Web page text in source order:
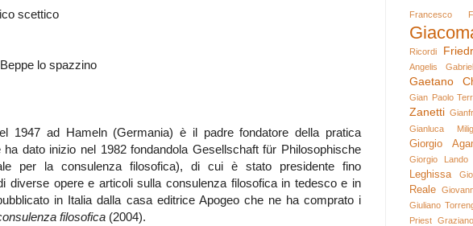
scettico
lo spazzino
1947 ad Hameln (Germania) è il padre fondatore della pratica
dato inizio nel 1982 fondandola Gesellschaft für Philosophische
per la consulenza filosofica), di cui è stato presidente fino
diverse opere e articoli sulla consulenza filosofica in tedesco e in
in Italia dalla casa editrice Apogeo che ne ha comprato i
filosofica (2004).
Francesco
Ricordi
Angelis
Gaetano
Gian Paolo
Zanetti
Gianluca
Giorgio
Giorgio Lando
Leghissa
Reale
Giuliano
Priest